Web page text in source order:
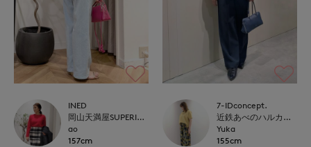
INED
岡山天満屋SUPERIORCLOSET
ao
157cm
7-IDconcept.
近鉄あべのハルカス7-IDconcept.
Yuka
155cm